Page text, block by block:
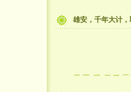
雄安，千年大计